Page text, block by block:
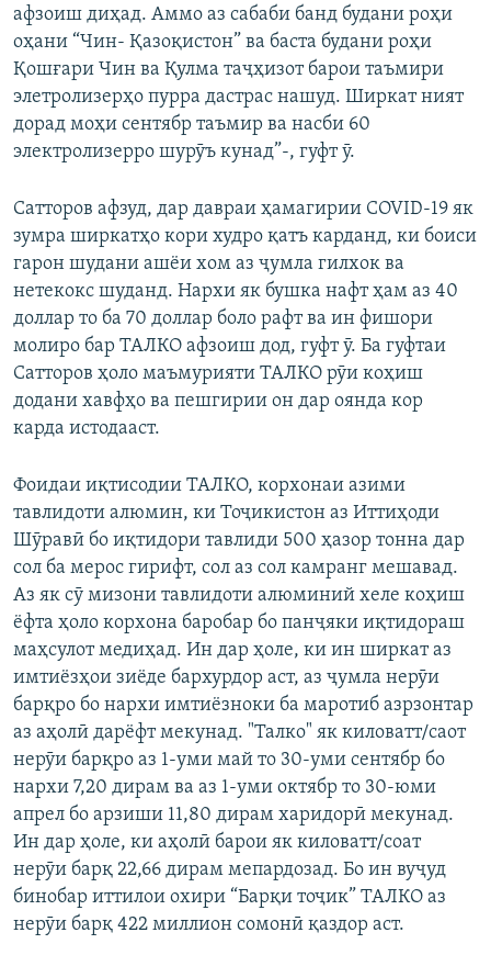
афзоиш диҳад. Аммо аз сабаби банд будани роҳи
оҳани “Чин- Қазоқистон” ва баста будани роҳи
Қошғари Чин ва Қулма таҷҳизот барои таъмири
элетролизерҳо пурра дастрас нашуд. Ширкат ният
дорад моҳи сентябр таъмир ва насби 60
электролизерро шурӯъ кунад”-, гуфт ӯ.
Сатторов афзуд, дар давраи ҳамагирии COVID-19 як
зумра ширкатҳо кори худро қатъ карданд, ки боиси
гарон шудани ашёи хом аз ҷумла гилхок ва
нетекокс шуданд. Нархи як бушка нафт ҳам аз 40
доллар то ба 70 доллар боло рафт ва ин фишори
молиро бар ТАЛКО афзоиш дод, гуфт ӯ. Ба гуфтаи
Сатторов ҳоло маъмурияти ТАЛКО рӯи коҳиш
додани хавфҳо ва пешгирии он дар оянда кор
карда истодааст.
Фоидаи иқтисодии ТАЛКО, корхонаи азими
тавлидоти алюмин, ки Тоҷикистон аз Иттиҳоди
Шӯравӣ бо иқтидори тавлиди 500 ҳазор тонна дар
сол ба мерос гирифт, сол аз сол камранг мешавад.
Аз як сӯ мизони тавлидоти алюминий хеле коҳиш
ёфта ҳоло корхона баробар бо панҷяки иқтидораш
маҳсулот медиҳад. Ин дар ҳоле, ки ин ширкат аз
имтиёзҳои зиёде бархурдор аст, аз ҷумла нерӯи
барқро бо нархи имтиёзноки ба маротиб азрзонтар
аз аҳолӣ дарёфт мекунад. "Талко" як киловатт/саот
нерӯи барқро аз 1-уми май то 30-уми сентябр бо
нархи 7,20 дирам ва аз 1-уми октябр то 30-юми
апрел бо арзиши 11,80 дирам харидорӣ мекунад.
Ин дар ҳоле, ки аҳолӣ барои як киловатт/соат
нерӯи барқ 22,66 дирам мепардозад. Бо ин вуҷуд
бинобар иттилои охири “Барқи тоҷик” ТАЛКО аз
нерӯи барқ 422 миллион сомонӣ қаздор аст.